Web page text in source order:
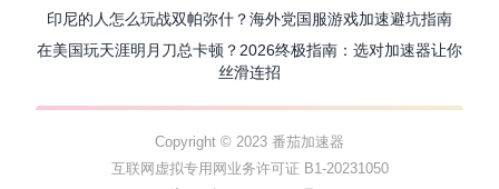
印尼的人怎么玩战双帕弥什？海外党国服游戏加速避坑指南
在美国玩天涯明月刀总卡顿？2026终极指南：选对加速器让你
丝滑连招
Copyright © 2023 番茄加速器
互联网虚拟专用网业务许可证 B1-20231050